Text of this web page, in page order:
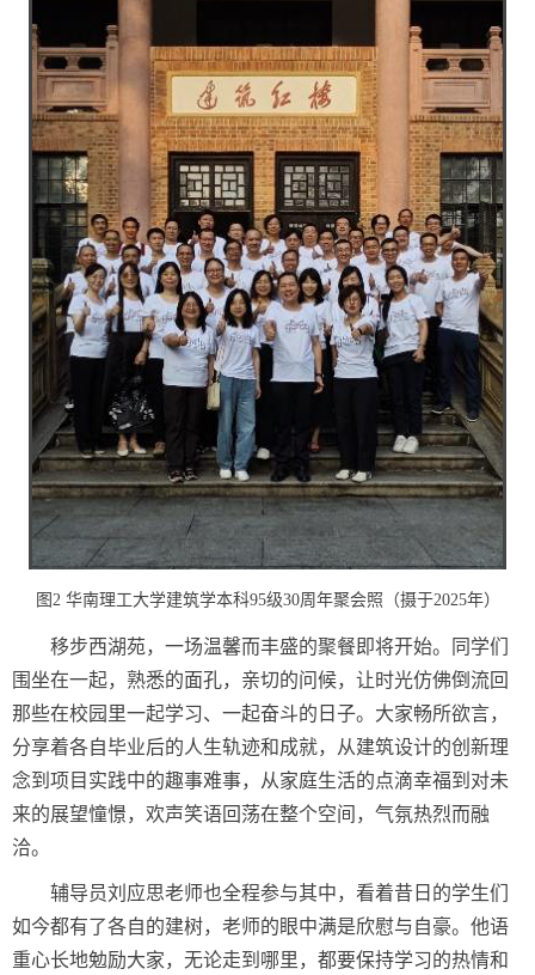
图2 华南理工大学建筑学本科95级30周年聚会照（摄于2025年）
移步西湖苑，一场温馨而丰盛的聚餐即将开始。同学们
围坐在一起，熟悉的面孔，亲切的问候，让时光仿佛倒流回
那些在校园里一起学习、一起奋斗的日子。大家畅所欲言，
分享着各自毕业后的人生轨迹和成就，从建筑设计的创新理
念到项目实践中的趣事难事，从家庭生活的点滴幸福到对未
来的展望憧憬，欢声笑语回荡在整个空间，气氛热烈而融
洽。
辅导员刘应思老师也全程参与其中，看着昔日的学生们
如今都有了各自的建树，老师的眼中满是欣慰与自豪。他语
重心长地勉励大家，无论走到哪里，都要保持学习的热情和